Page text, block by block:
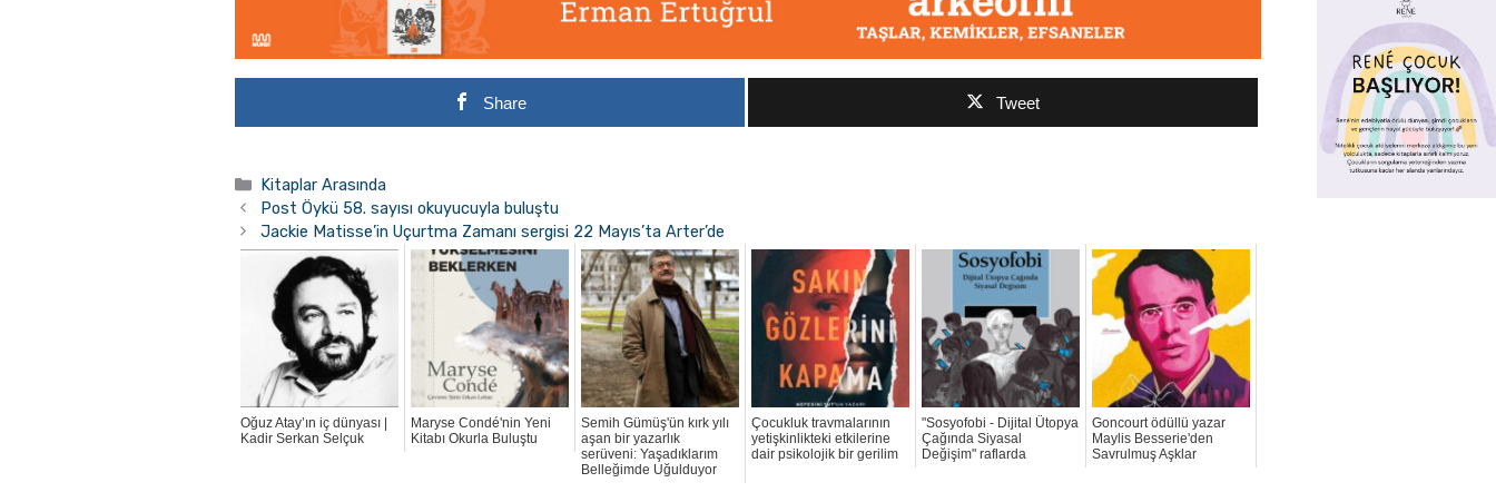
Share Tweet
Kategoriler
Kitaplar Arasında
Post Öykü 58. sayısı okuyucuyla buluştu
Jackie Matisse’in Uçurtma Zamanı sergisi 22 Mayıs’ta Arter’de
Oğuz Atay’ın iç dünyası |
Kadir Serkan Selçuk
Maryse Condé'nin Yeni
Kitabı Okurla Buluştu
Semih Gümüş'ün kırk yılı
aşan bir yazarlık
serüveni: Yaşadıklarım
Belleğimde Uğulduyor
Çocukluk travmalarının
yetişkinlikteki etkilerine
dair psikolojik bir gerilim
"Sosyofobi - Dijital Ütopya
Çağında Siyasal
Değişim" raflarda
Goncourt ödüllü yazar
Maylis Besserie'den
Savrulmuş Aşklar